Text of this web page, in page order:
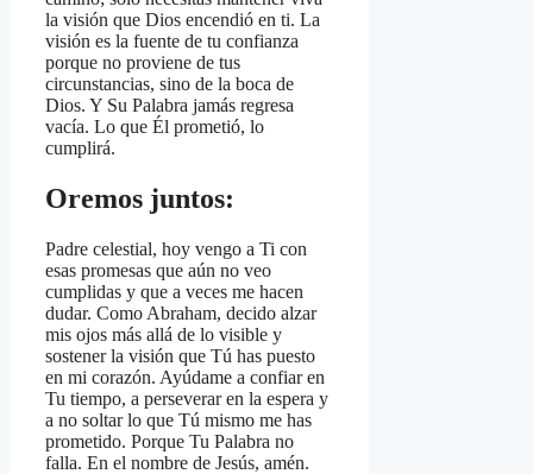
la visión que Dios encendió en ti. La
visión es la fuente de tu confianza
porque no proviene de tus
circunstancias, sino de la boca de
Dios. Y Su Palabra jamás regresa
vacía. Lo que Él prometió, lo
cumplirá.
Oremos juntos:
Padre celestial, hoy vengo a Ti con
esas promesas que aún no veo
cumplidas y que a veces me hacen
dudar. Como Abraham, decido alzar
mis ojos más allá de lo visible y
sostener la visión que Tú has puesto
en mi corazón. Ayúdame a confiar en
Tu tiempo, a perseverar en la espera y
a no soltar lo que Tú mismo me has
prometido. Porque Tu Palabra no
falla. En el nombre de Jesús, amén.